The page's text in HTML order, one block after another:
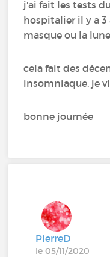
j'ai fait les tests
hospitalier il y a
masque ou la
cela fait des
insomniaque, je
bonne journée
PierreD
le 05/11/2020